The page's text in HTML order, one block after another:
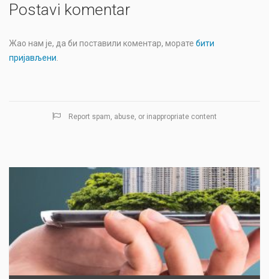
Postavi komentar
Жао нам је, да би поставили коментар, морате бити
пријављени
Report spam, abuse, or inappropriate content